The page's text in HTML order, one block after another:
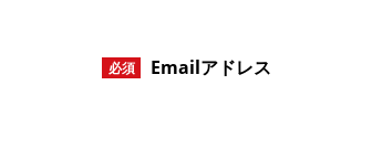
必須 Emailアドレス